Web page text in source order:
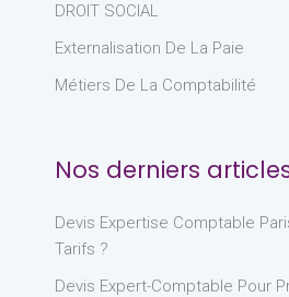
DROIT SOCIAL
Externalisation De La Paie
Métiers De La Comptabilité
Nos derniers
Devis Expertise Comptable
Tarifs ?
Devis Expert-Comptable Pour